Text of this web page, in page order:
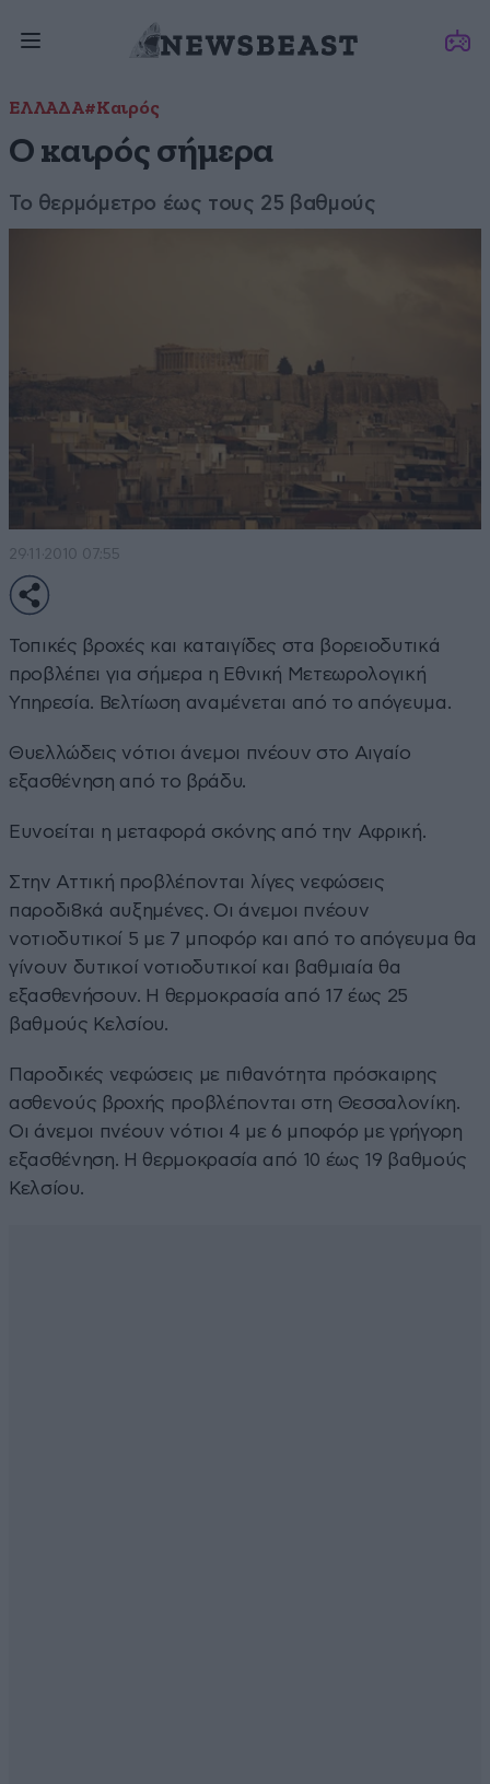
ΕΛΛΑΔΑ#Καιρός
Ο καιρός σήμερα
Το θερμόμετρο έως τους 25 βαθμούς
29·11·2010 07:55
Τοπικές βροχές και καταιγίδες στα βορειοδυτικά
προβλέπει για σήμερα η Εθνική Μετεωρολογική
Υπηρεσία. Βελτίωση αναμένεται από το απόγευμα.
Θυελλώδεις νότιοι άνεμοι πνέουν στο Αιγαίο
εξασθένηση από το βράδυ.
Ευνοείται η μεταφορά σκόνης από την Αφρική.
Στην Αττική προβλέπονται λίγες νεφώσεις
παροδι8κά αυξημένες. Οι άνεμοι πνέουν
νοτιοδυτικοί 5 με 7 μποφόρ και από το απόγευμα θα
γίνουν δυτικοί νοτιοδυτικοί και βαθμιαία θα
εξασθενήσουν. Η θερμοκρασία από 17 έως 25
βαθμούς Κελσίου.
Παροδικές νεφώσεις με πιθανότητα πρόσκαιρης
ασθενούς βροχής προβλέπονται στη Θεσσαλονίκη.
Οι άνεμοι πνέουν νότιοι 4 με 6 μποφόρ με γρήγορη
εξασθένηση. Η θερμοκρασία από 10 έως 19 βαθμούς
Κελσίου.